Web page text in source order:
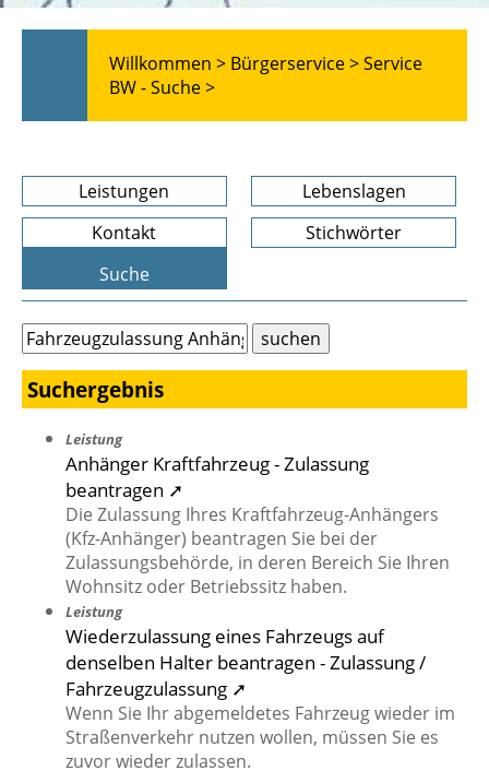
Willkommen > Bürgerservice >Service
BW - Suche >
Leistungen
Lebenslagen
Kontakt
Stichwörter
Suche
Suchergebnis
Leistung
Anhänger Kraftfahrzeug - Zulassung
beantragen ➚
Die Zulassung Ihres Kraftfahrzeug-Anhängers
(Kfz-Anhänger) beantragen Sie bei der
Zulassungsbehörde, in deren Bereich Sie Ihren
Wohnsitz oder Betriebssitz haben.
Leistung
Wiederzulassung eines Fahrzeugs auf
denselben Halter beantragen - Zulassung /
Fahrzeugzulassung ➚
Wenn Sie Ihr abgemeldetes Fahrzeug wieder im
Straßenverkehr nutzen wollen, müssen Sie es
zuvor wieder zulassen.